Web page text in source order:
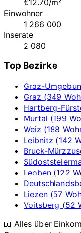
€12.70/m²
Einwohner
1 266 000
Inserate
2 080
Top Bezirke
Graz-
Graz (349
Hartberg-
Murtal (199
Weiz (188
Leibnitz (142
Bruck-
Leoben (122
Liezen (57
Voitsberg (52
📖 Alles über